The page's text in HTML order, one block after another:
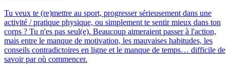
Tu veux te (re)mettre au sport, progresser sérieusement dans une
activité / pratique physique, ou simplement te sentir mieux dans ton
corps ? Tu n'es pas seul(e). Beaucoup aimeraient passer à l'action,
mais entre le manque de motivation, les mauvaises habitudes, les
conseils contradictoires en ligne et le manque de temps… difficile de
savoir par où commencer.